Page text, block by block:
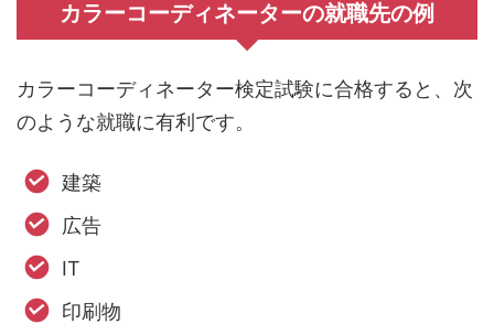
カラーコーディネーターの就職先の例
カラーコーディネーター検定試験に合格すると、次
のような就職に有利です。
建築
広告
IT
印刷物